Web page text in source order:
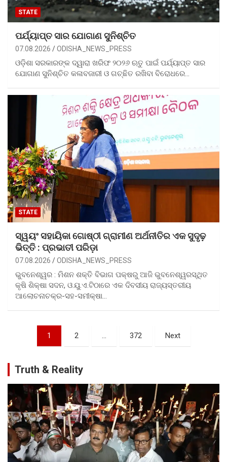
STATE
ପର୍ଯ୍ୟାପ୍ତ ସାର ଯୋଗାଣ ସୁନିଶ୍ଚିତ
07.08.2026 ODISHA_NEWS_PRESS
ଓଡ଼ିଶା ସରକାରଙ୍କ ଦ୍ୱାରା ଖରିଫ ୨୦୨୬ ଋତୁ ପାଇଁ ପର୍ଯ୍ୟାପ୍ତ ସାର
ଯୋଗାଣ ସୁନିଶ୍ଚିତ କଳାବଜାରୀ ଓ ଗଚ୍ଛିତ ରଖିବା ବିରୋଧରେ…
STATE
ସ୍ୱୟଂ ସହାୟିକା ଗୋଷ୍ଠୀ ଗ୍ରାମୀଣ ଅର୍ଥନୀତିର ଏକ ସୁଦୃଢ଼
ଭିତ୍ତି : ପ୍ରଭାତୀ ପରିଡ଼ା
07.08.2026 ODISHA_NEWS_PRESS
ଭୁବନେଶ୍ୱର : ମିଶନ ଶକ୍ତି ବିଭାଗ ପକ୍ଷରୁ ଆଜି ଭୁବନେଶ୍ୱରସ୍ଥିତ
କୃଷି ଶିକ୍ଷା ସଦନ, ଓ.ୟୁ.ଏ.ଟିଠାରେ ଏକ ଦିବସୀୟ ରାଜ୍ୟସ୍ତରୀୟ
ଆଲୋଚନାଚକ୍ର-ସହ-ସମୀକ୍ଷା…
pagination
1 2 … 372 Next
Truth & Reality